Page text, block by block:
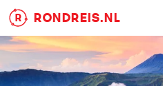
R RONDREIS.NL